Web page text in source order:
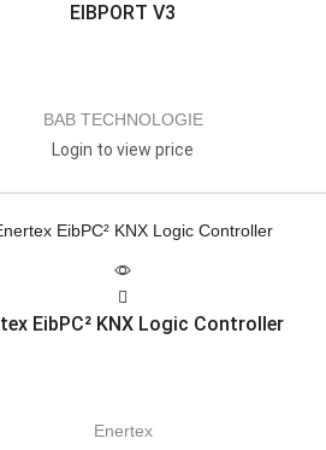
EIBPORT V3
BAB TECHNOLOGIE
Login to view price
EibPC² KNX Logic Controller
Enertex